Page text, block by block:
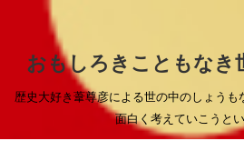
おもしろきこともなき
歴史大好き葦尊彦による世の中のしょう
面白く考えていこうとい